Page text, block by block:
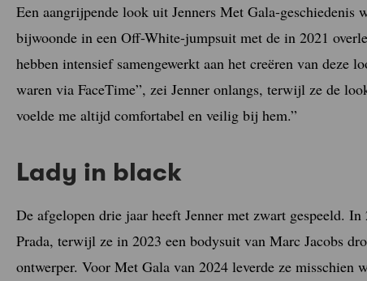
Een aangrijpende look uit Jenners Met Gala-geschiedenis
bijwoonde in een Off-White-jumpsuit met de in 2021
hebben intensief samengewerkt aan het creëren van deze
waren via FaceTime”, zei Jenner onlangs, terwijl ze de
voelde me altijd comfortabel en veilig bij hem.”
Lady in black
De afgelopen drie jaar heeft Jenner met zwart gespeeld.
Prada, terwijl ze in 2023 een bodysuit van Marc Jacobs
ontwerper. Voor Met Gala van 2024 leverde ze misschien